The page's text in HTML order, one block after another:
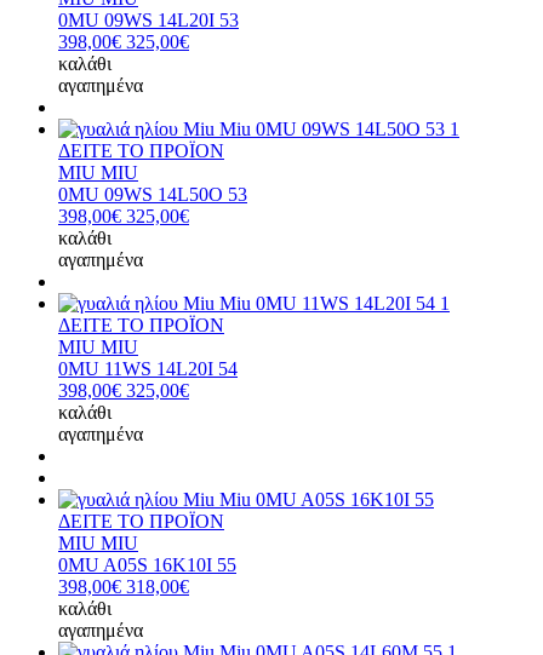
0MU 09WS 14L20I 53
398,00€ 325,00€
καλάθι
αγαπημένα
ΔΕΙΤΕ ΤΟ ΠΡΟΪΟΝ
MIU MIU
0MU 09WS 14L50O 53
398,00€ 325,00€
καλάθι
αγαπημένα
ΔΕΙΤΕ ΤΟ ΠΡΟΪΟΝ
MIU MIU
0MU 11WS 14L20I 54
398,00€ 325,00€
καλάθι
αγαπημένα
ΔΕΙΤΕ ΤΟ ΠΡΟΪΟΝ
MIU MIU
0MU A05S 16K10I 55
398,00€ 318,00€
καλάθι
αγαπημένα